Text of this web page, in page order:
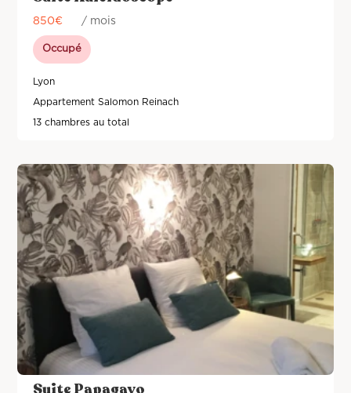
850€ / mois
Occupé
Lyon
Appartement Salomon Reinach
13 chambres au total
Suite Papagayo